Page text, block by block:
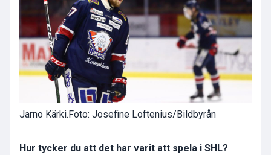
Jarno Kärki. Foto: Josefine Loftenius/Bildbyrån
Hur tycker du att det har varit att spela i SHL?